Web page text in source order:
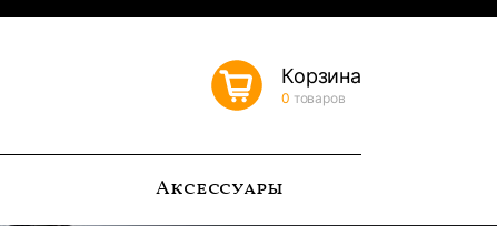
Корзина
0 товаров
Аксессуары